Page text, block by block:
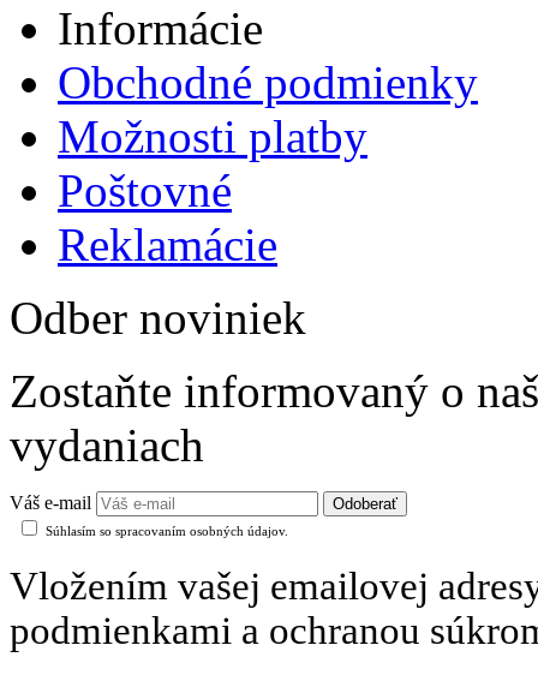
Informácie
Obchodné podmienky
Možnosti platby
Poštovné
Reklamácie
Odber noviniek
Zostaňte informovaný o
vydaniach
Váš e-mail
Súhlasím so spracovaním osobných údajov.
Vložením vašej emailovej
podmienkami a ochranou